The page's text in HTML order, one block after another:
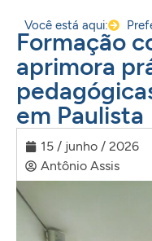
Você está aqui:
Formação
aprimora
em Paulista
15 / junho / 2026
Antônio Assis